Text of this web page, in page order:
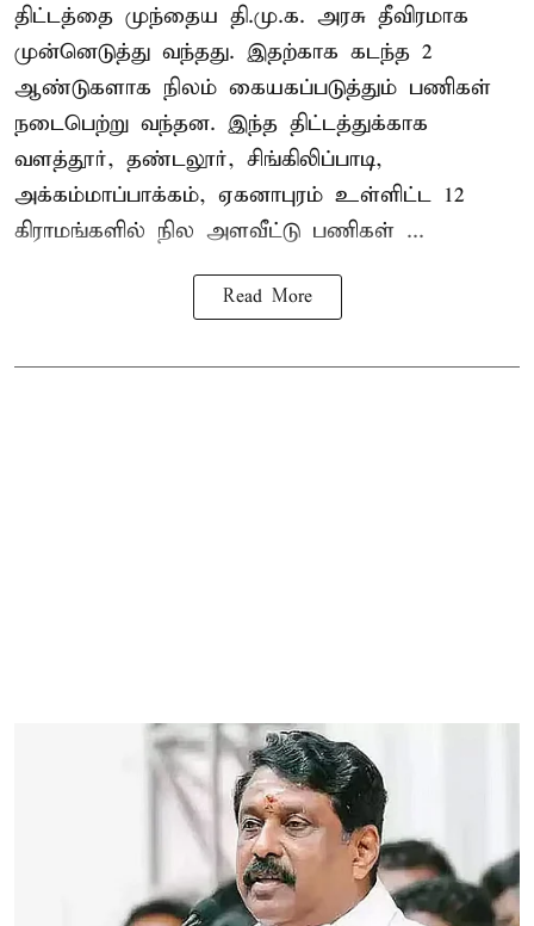
திட்டத்தை முந்தைய தி.மு.க. அரசு தீவிரமாக
முன்னெடுத்து வந்தது. இதற்காக கடந்த 2
ஆண்டுகளாக நிலம் கையகப்படுத்தும் பணிகள்
நடைபெற்று வந்தன. இந்த திட்டத்துக்காக
வளத்தூர், தண்டலூர், சிங்கிலிப்பாடி,
அக்கம்மாப்பாக்கம், ஏகனாபுரம் உள்ளிட்ட 12
கிராமங்களில் நில அளவீட்டு பணிகள் ...
Read More